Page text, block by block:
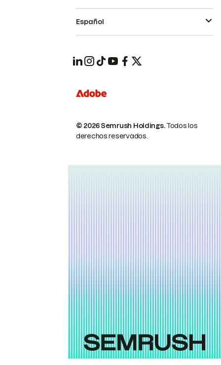
© 2026 Semrush Holdings.Todos los
derechos reservados.
Español